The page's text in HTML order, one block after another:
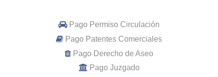
Pago Permiso Circulación
Pago Patentes Comerciales
Pago Derecho de Aseo
Pago Juzgado